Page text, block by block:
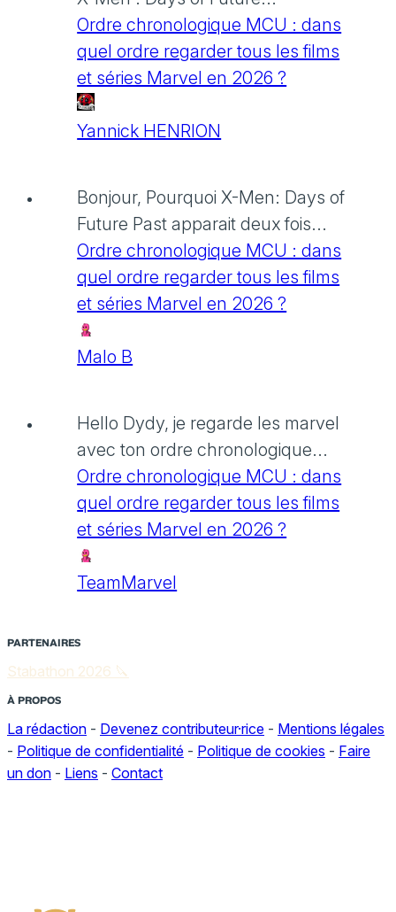
Ordre chronologique MCU : dans
quel ordre regarder tous les films
et séries Marvel en 2026 ?
Yannick HENRION
Bonjour, Pourquoi X-Men: Days of
Future Past apparait deux fois...
Ordre chronologique MCU : dans
quel ordre regarder tous les films
et séries Marvel en 2026 ?
Malo B
Hello Dydy, je regarde les marvel
avec ton ordre chronologique...
Ordre chronologique MCU : dans
quel ordre regarder tous les films
et séries Marvel en 2026 ?
TeamMarvel
PARTENAIRES
Stabathon 2026 🔪
À PROPOS
La rédaction - Devenez contributeur·rice - Mentions légales
- Politique de confidentialité - Politique de cookies - Faire
un don - Liens - Contact